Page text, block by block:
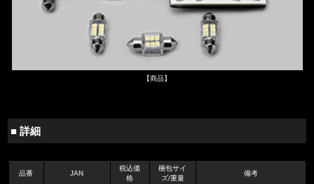
【商品】
■ 詳細
品番 JAN
税込価
格
梱包サイ
ズ/重量
備考